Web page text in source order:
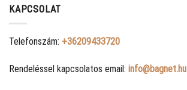
KAPCSOLAT
Telefonszám: +36209433720
Rendeléssel kapcsolatos email: info@bagnet.hu